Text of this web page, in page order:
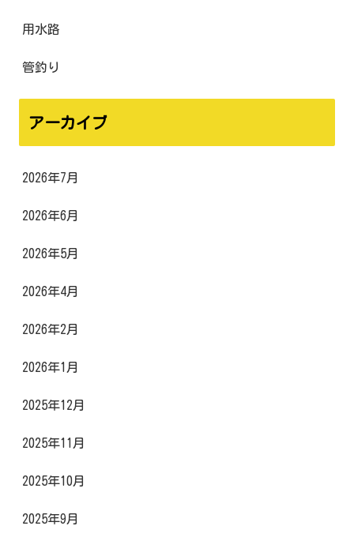
用水路
管釣り
アーカイブ
2026年7月
2026年6月
2026年5月
2026年4月
2026年2月
2026年1月
2025年12月
2025年11月
2025年10月
2025年9月